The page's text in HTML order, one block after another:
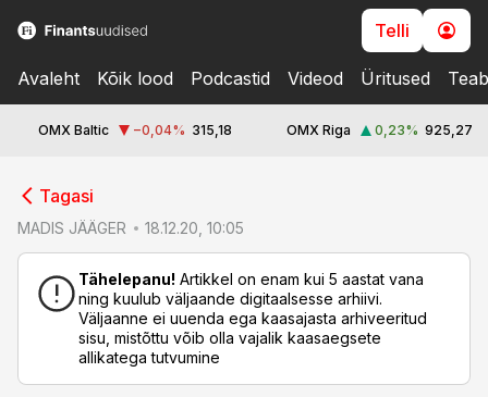
Telli
Avaleht Kõik lood Podcastid Videod Üritused
OMX Baltic −0,04% 315,18 OMX Riga 0,23% 925,27
Tagasi
MADIS JÄÄGER 18.12.20, 10:05
Tähelepanu! Artikkel on enam kui 5 aastat vana
ning kuulub väljaande digitaalsesse arhiivi.
Väljaanne ei uuenda ega kaasajasta arhiveeritud
sisu, mistõttu võib olla vajalik kaasaegsete
allikatega tutvumine